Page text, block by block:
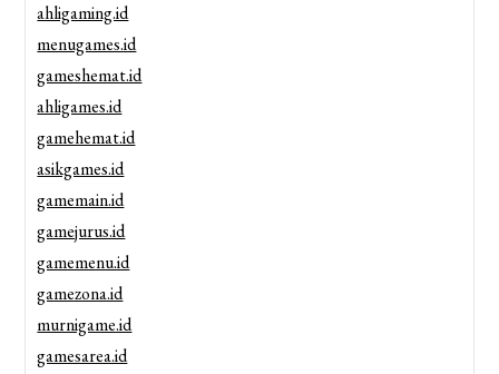
ahligaming.id
menugames.id
gameshemat.id
ahligames.id
gamehemat.id
asikgames.id
gamemain.id
gamejurus.id
gamemenu.id
gamezona.id
murnigame.id
gamesarea.id